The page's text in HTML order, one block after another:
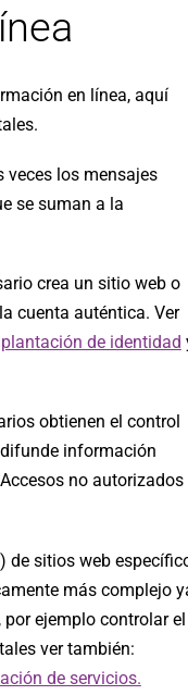
en línea, aquí
los mensajes
se suman a la
crea un sitio web o
cuenta auténtica. Ver
de identidad
obtienen el control
información
no autorizados
de sitios web
más complejo
ejemplo controlar el
ver también:
de servicios.